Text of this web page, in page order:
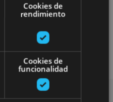
Cookies de
rendimiento
Cookies de
funcionalidad